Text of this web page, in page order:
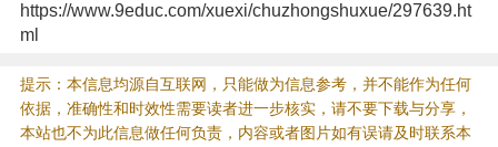
https://www.9educ.com/xuexi/chuzhongshuxue/297639.ht
ml
提示：本信息均源自互联网，只能做为信息参考，并不能作为任何
依据，准确性和时效性需要读者进一步核实，请不要下载与分享，
本站也不为此信息做任何负责，内容或者图片如有误请及时联系本